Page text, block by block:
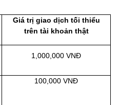
Giá trị giao dịch tối thiểu
trên tài khoản thật
1,000,000 VNĐ
100,000 VNĐ